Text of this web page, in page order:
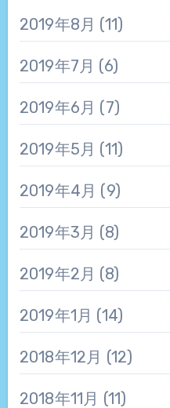
2019年8月 (11)
2019年7月 (6)
2019年6月 (7)
2019年5月 (11)
2019年4月 (9)
2019年3月 (8)
2019年2月 (8)
2019年1月 (14)
2018年12月 (12)
2018年11月 (11)